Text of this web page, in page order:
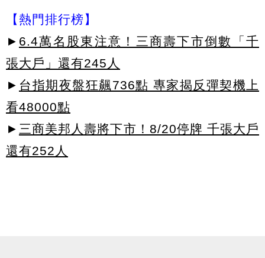
【熱門排行榜】
► 6.4萬名股東注意！三商壽下市倒數「千
張大戶」還有245人
► 台指期夜盤狂飆736點 專家揭反彈契機上
看48000點
► 三商美邦人壽將下市！8/20停牌 千張大戶
還有252人